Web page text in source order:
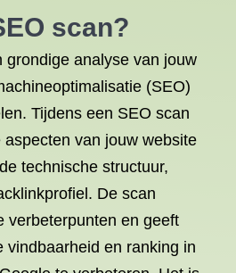
scan?
grondige analyse van jouw
(SEO)
Tijdens een SEO scan
van jouw website
technische structuur,
De scan
verbeterpunten en geeft
vindbaarheid en ranking in